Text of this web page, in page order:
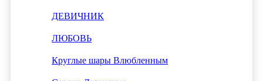
ДЕВИЧНИК
ЛЮБОВЬ
Круглые шары Влюбленным